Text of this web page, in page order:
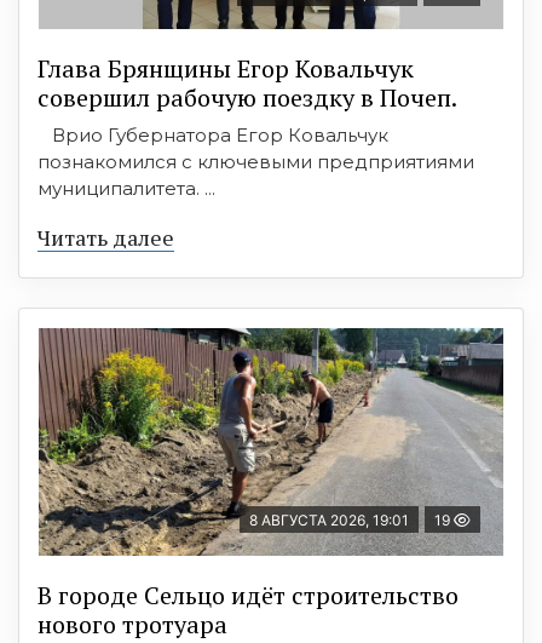
Глава Брянщины Егор Ковальчук
совершил рабочую поездку в Почеп.
Врио Губернатора Егор Ковальчук
познакомился с ключевыми предприятиями
муниципалитета. ...
Читать далее
8 АВГУСТА 2026, 19:01 19
В городе Сельцо идёт строительство
нового тротуара